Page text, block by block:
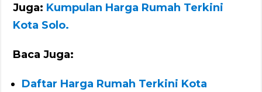
Juga: Kumpulan Harga Rumah Terkini
Kota Solo.
Baca Juga:
Daftar Harga Rumah Terkini Kota